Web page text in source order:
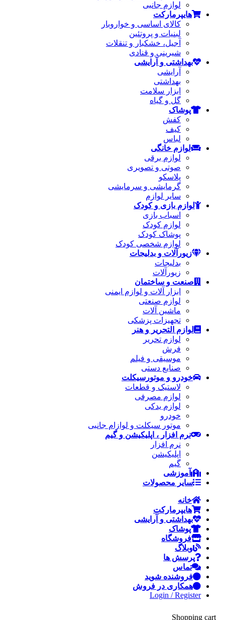
لوازم جانبی
هایپرمارکت
کالای اساسی و خواروبار
لبنیات و پروتئین
آجیل، خشکبار و تنقلات
شیرینی و قنادی
بهداشتی و آرایشی
آرایشی
بهداشتی
ابزار سلامت
گل و گیاه
پوشاک
کفش
کیف
لباس
لوازم خانگی
لوازم برقی
صوتی و تصویری
پلاسکو
گرمایشی و سرمایشی
سایر لوازم
لوازم بازی و کودک
اسباب بازی
لوازم کودک
پوشاک کودک
لوازم شخصی کودک
زیورآلات و بدلیجات
بدلیجات
زیورآلات
صنعت و ساختمان
ابزار آلات و لوازم ایمنی
لوازم صنعتی
ماشین آلات
تجهیزات پزشکی
لوازم التحریر و هنر
لوازم تحریر
فرش
موسیقی و فیلم
صنایع دستی
خودرو و موتورسیکلت
لاستیک و قطعات
لوازم مصرفی
لوازم یدکی
خودرو
موتور سیکلت و لوازام جانبی
نرم افزار ، اپلیکیشن و گیم
نرم افزار
اپلیکیشن
گیم
آموزشی
سایر محصولات
خانه
هایپرمارکت
بهداشتی و آرایشی
پوشاک
فروشگاه
وبلاگ
پرسش ها
تماس
فروشنده شوید
همکاری در فروش
Login / Register
Shopping cart